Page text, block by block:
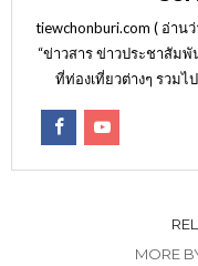
tiewchonburi.com ( อ่าน
“ข่าวสาร ข่าวประชาสัม
ที่ท่องเที่ยวต่างๆ รวมไ
MORE